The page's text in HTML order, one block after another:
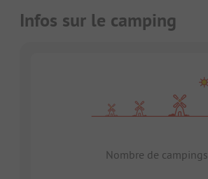
Infos sur le camping
Nombre de campings